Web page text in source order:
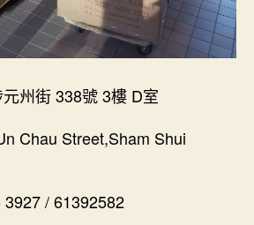
州街 338號 3樓 D室
Chau Street,Sham Shui
/ 61392582